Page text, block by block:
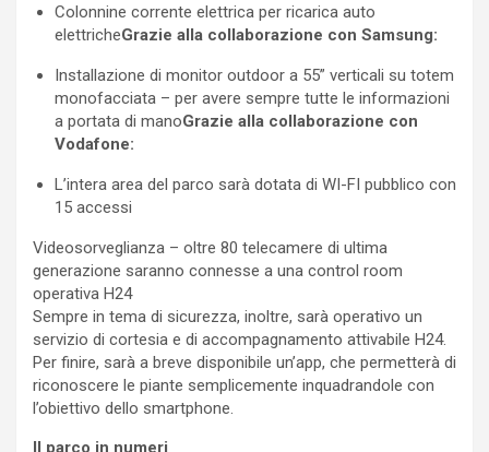
Colonnine corrente elettrica per ricarica auto
elettricheGrazie alla collaborazione con Samsung:
Installazione di monitor outdoor a 55” verticali su totem
monofacciata – per avere sempre tutte le informazioni
a portata di manoGrazie alla collaborazione con
Vodafone:
L’intera area del parco sarà dotata di WI-FI pubblico con
15 accessi
Videosorveglianza – oltre 80 telecamere di ultima
generazione saranno connesse a una control room
operativa H24
Sempre in tema di sicurezza, inoltre, sarà operativo un
servizio di cortesia e di accompagnamento attivabile H24.
Per finire, sarà a breve disponibile un’app, che permetterà di
riconoscere le piante semplicemente inquadrandole con
l’obiettivo dello smartphone.
Il parco in numeri